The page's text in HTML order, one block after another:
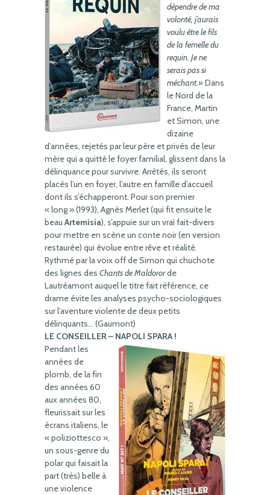
dépendre de ma
volonté, j’aurais
voulu être le fils
de la femelle du
requin. Je ne
serais pas si
méchant.» Dans
le Nord de la
France, Martin
et Simon, une
dizaine
d’années, rejetés par leur père et privés de leur
mère qui a quitté le foyer familial, glissent dans la
délinquance pour survivre. Arrêtés, ils seront
placés l’un en foyer, l’autre en famille d’accueil
dont ils s’échapperont. Pour son premier
« long » (1993), Agnès Merlet (qui fit ensuite le
beau Artemisia), s’appuie sur un vrai fait-divers
pour mettre en scène un conte noir (en version
restaurée) qui évolue entre rêve et réalité.
Rythmé par la voix off de Simon qui chuchote
des lignes des Chants de Maldororde
Lautréamont auquel le titre fait référence, ce
drame évite les analyses psycho-sociologiques
sur l’aventure violente de deux petits
délinquants… (Gaumont)
LE CONSEILLER – NAPOLI SPARA !
Pendant les
années de
plomb, de la fin
des années 60
aux années 80,
fleurissait sur les
écrans italiens, le
« poliziottesco »,
un sous-genre du
polar qui faisait la
part (très) belle à
une violence